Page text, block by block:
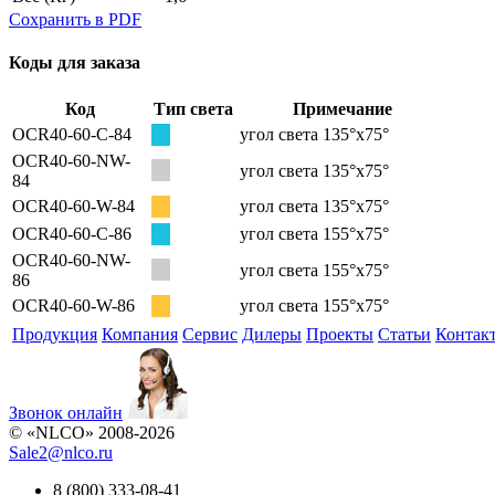
Сохранить в PDF
Коды для заказа
Код Тип света
Примечание
OCR40-60-C-84
угол света 135°х75°
OCR40-60-NW-
84
угол света 135°х75°
OCR40-60-W-84
угол света 135°х75°
OCR40-60-C-86
угол света 155°х75°
OCR40-60-NW-
86
угол света 155°х75°
OCR40-60-W-86
угол света 155°х75°
Продукция Компания Сервис Дилеры Проекты Статьи
Звонок онлайн
© «NLCO» 2008-2026
Sale2@nlco.ru
8 (800) 333-08-41